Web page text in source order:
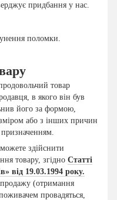
придбання у нас.
поломки.
товар
в якого він був
його за формою,
або з інших причин
здійснити
товару, згідно Статті
від 19.03.1994 року.
(отримання
провадяться,